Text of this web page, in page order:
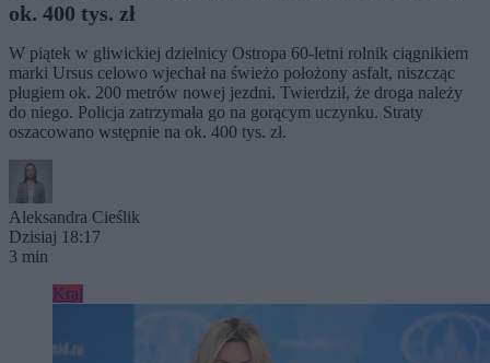
ok. 400 tys. zł
W piątek w gliwickiej dzielnicy Ostropa 60-letni rolnik ciągnikiem
marki Ursus celowo wjechał na świeżo położony asfalt, niszcząc
pługiem ok. 200 metrów nowej jezdni. Twierdził, że droga należy
do niego. Policja zatrzymała go na gorącym uczynku. Straty
oszacowano wstępnie na ok. 400 tys. zł.
Aleksandra Cieślik
Dzisiaj 18:17
3 min
Kraj